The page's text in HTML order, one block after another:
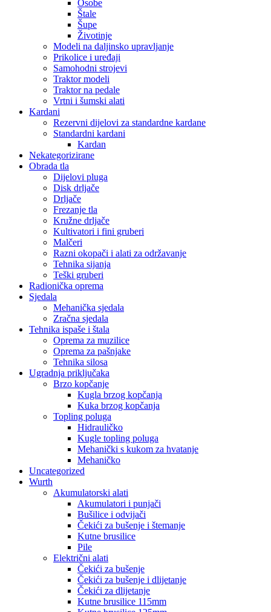
Osobe
Štale
Šupe
Životinje
Modeli na daljinsko upravljanje
Prikolice i uređaji
Samohodni strojevi
Traktor modeli
Traktor na pedale
Vrtni i šumski alati
Kardani
Rezervni dijelovi za standardne kardane
Standardni kardani
Kardan
Nekategorizirane
Obrada tla
Dijelovi pluga
Disk drljače
Drljače
Frezanje tla
Kružne drljače
Kultivatori i fini gruberi
Malčeri
Razni okopači i alati za održavanje
Tehnika sijanja
Teški gruberi
Radionička oprema
Sjedala
Mehanička sjedala
Zračna sjedala
Tehnika ispaše i štala
Oprema za muzilice
Oprema za pašnjake
Tehnika silosa
Ugradnja priključaka
Brzo kopčanje
Kugla brzog kopčanja
Kuka brzog kopčanja
Topling poluga
Hidrauličko
Kugle topling poluga
Mehanički s kukom za hvatanje
Mehaničko
Uncategorized
Wurth
Akumulatorski alati
Akumulatori i punjači
Bušilice i odvijači
Čekići za bušenje i štemanje
Kutne brusilice
Pile
Električni alati
Čekići za bušenje
Čekići za bušenje i dlijetanje
Čekići za dlijetanje
Kutne brusilice 115mm